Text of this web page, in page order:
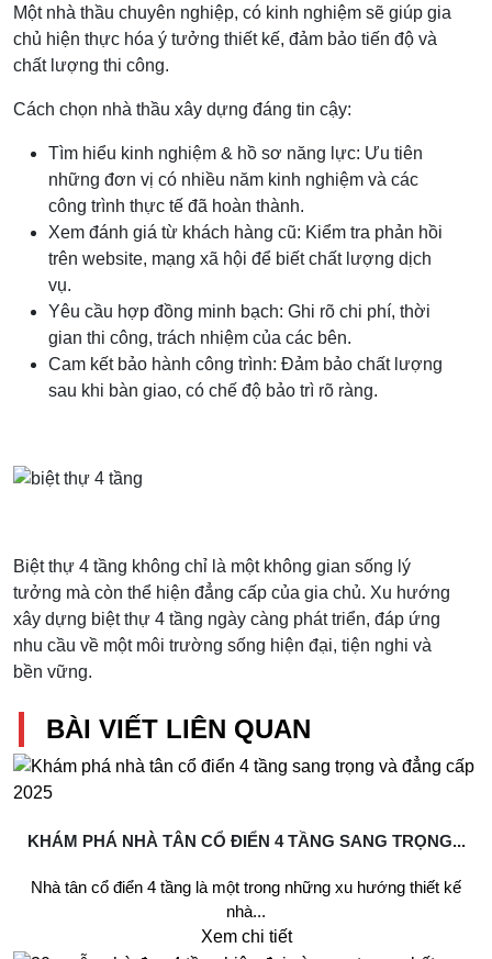
Một nhà thầu chuyên nghiệp, có kinh nghiệm sẽ giúp gia
chủ hiện thực hóa ý tưởng thiết kế, đảm bảo tiến độ và
chất lượng thi công.
Cách chọn nhà thầu xây dựng đáng tin cậy:
Tìm hiểu kinh nghiệm & hồ sơ năng lực: Ưu tiên
những đơn vị có nhiều năm kinh nghiệm và các
công trình thực tế đã hoàn thành.
Xem đánh giá từ khách hàng cũ: Kiểm tra phản hồi
trên website, mạng xã hội để biết chất lượng dịch
vụ.
Yêu cầu hợp đồng minh bạch: Ghi rõ chi phí, thời
gian thi công, trách nhiệm của các bên.
Cam kết bảo hành công trình: Đảm bảo chất lượng
sau khi bàn giao, có chế độ bảo trì rõ ràng.
Biệt thự 4 tầng không chỉ là một không gian sống lý
tưởng mà còn thể hiện đẳng cấp của gia chủ. Xu hướng
xây dựng biệt thự 4 tầng ngày càng phát triển, đáp ứng
nhu cầu về một môi trường sống hiện đại, tiện nghi và
bền vững.
BÀI VIẾT LIÊN QUAN
KHÁM PHÁ NHÀ TÂN CỔ ĐIỂN 4 TẦNG SANG TRỌNG...
Nhà tân cổ điển 4 tầng là một trong những xu hướng thiết kế
nhà...
Xem chi tiết